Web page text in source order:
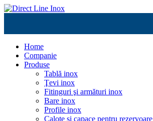
Home
Companie
Produse
Tablă inox
Ţevi inox
Fitinguri şi armături inox
Bare inox
Profile inox
Calote şi capace pentru rezervoare